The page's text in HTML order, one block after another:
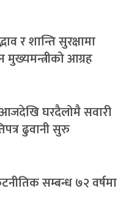
र शान्ति सुरक्षामा
आग्रह
घरदैलोमै सवारी
ढुवानी सुरु
सम्बन्ध ७२ वर्षमा